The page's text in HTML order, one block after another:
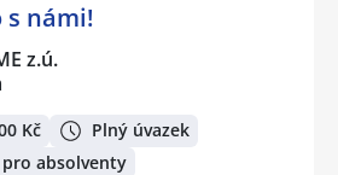
s námi!
z.ú.
Kč
Plný úvazek
absolventy